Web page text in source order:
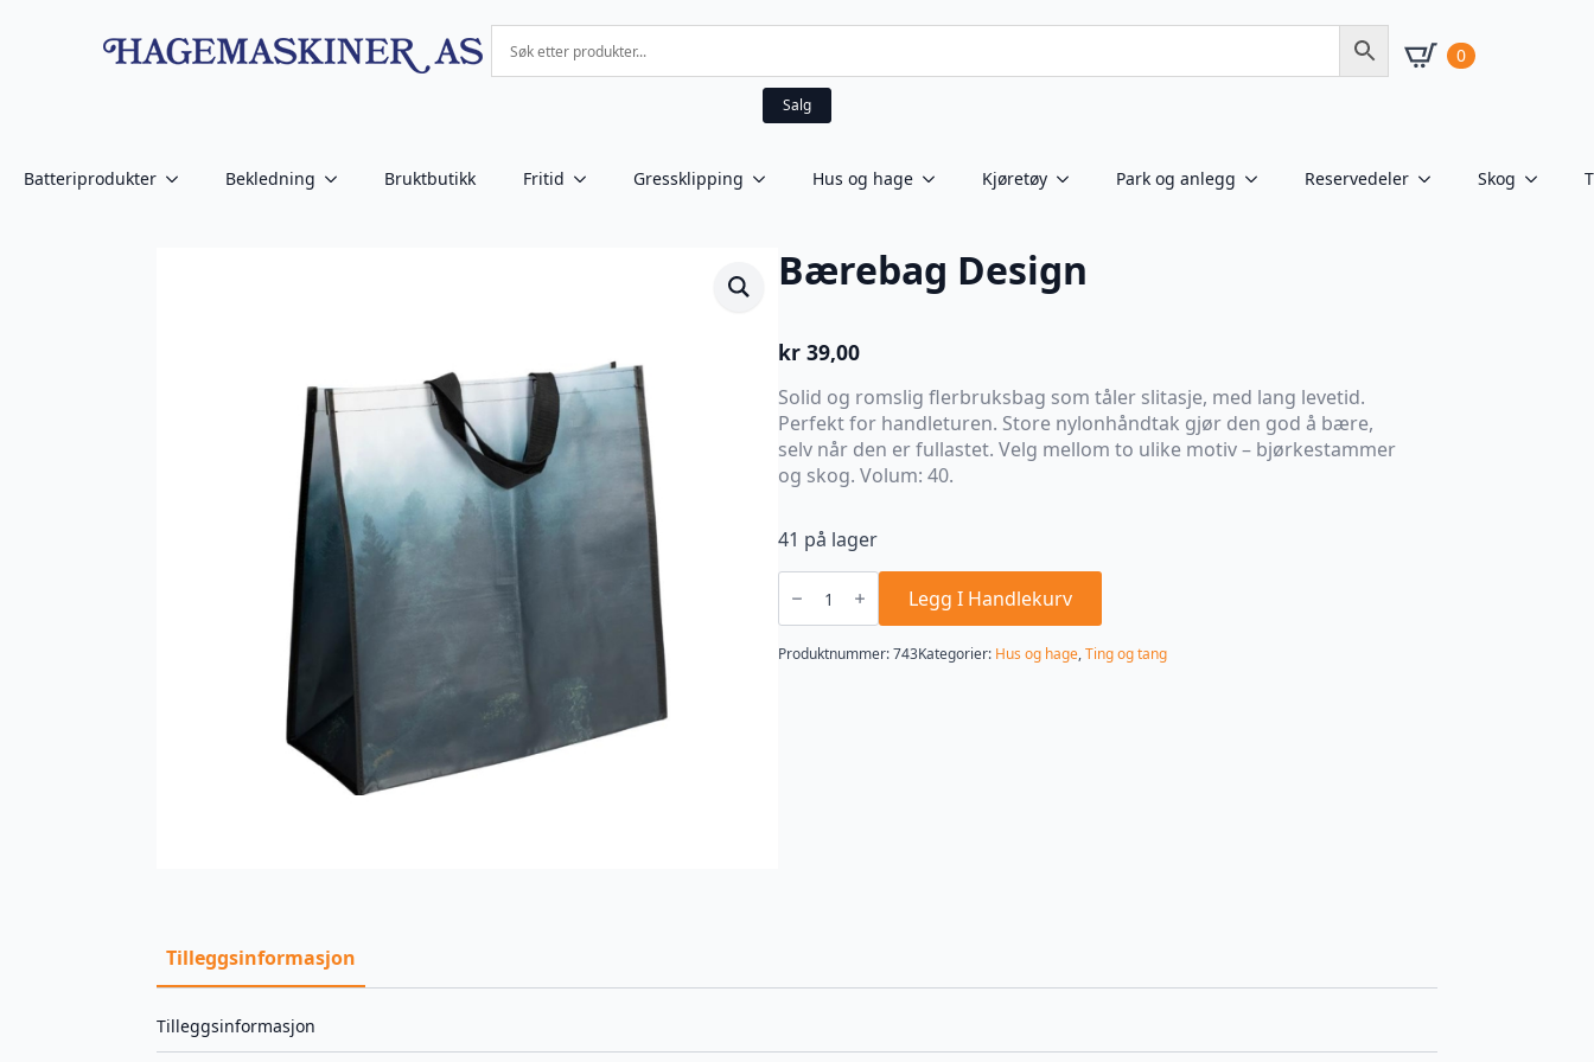
0
Salg
Batteriprodukter Bekledning Bruktbutikk Fritid Gressklipping Hus og hage Kjøretøy Park og anlegg Reservedeler Skog
Bærebag Design
kr 39,00
Solid og romslig flerbruksbag som tåler slitasje, med lang levetid.
Perfekt for handleturen. Store nylonhåndtak gjør den god å bære,
selv når den er fullastet. Velg mellom to ulike motiv – bjørkestammer
og skog. Volum: 40.
41 på lager
Bærebag
Design Legg I Handlekurv
Produktnummer:743Kategorier: Hus og hage,Ting og tang
Tilleggsinformasjon
Tilleggsinformasjon